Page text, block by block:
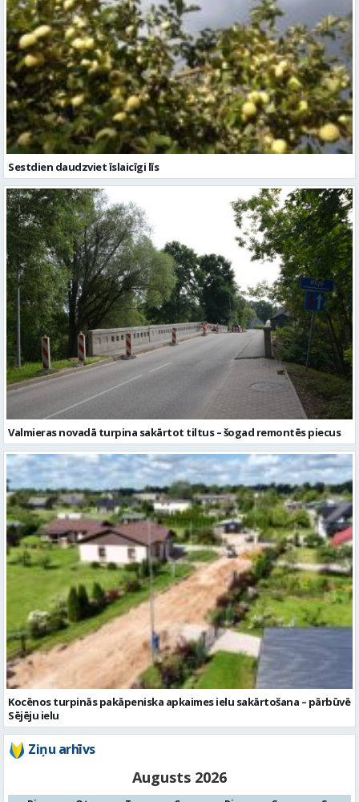
Sestdien daudzviet īslaicīgi līs
Valmieras novadā turpina sakārtot tiltus – šogad remontēs piecus
Kocēnos turpinās pakāpeniska apkaimes ielu sakārtošana – pārbūvē
Sējēju ielu
Ziņu arhīvs
Augusts 2026